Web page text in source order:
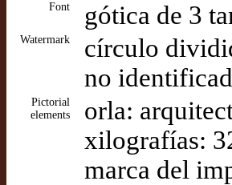
Font gótica de 3
Watermark
círculo
no
Pictorial
elements
orla:
xilografías:
marca del